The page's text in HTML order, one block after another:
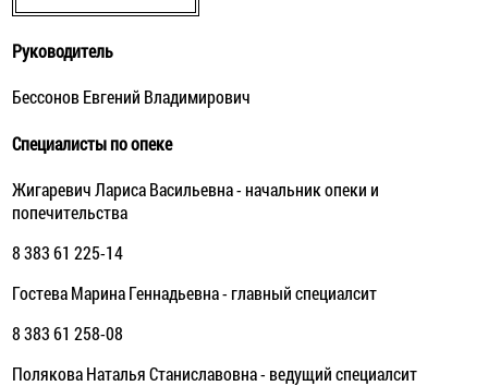
Руководитель
Бессонов Евгений Владимирович
Специалисты по опеке
Жигаревич Лариса Васильевна - начальник опеки и
попечительства
8 383 61 225-14
Гостева Марина Геннадьевна - главный специалсит
8 383 61 258-08
Полякова Наталья Станиславовна - ведущий специалсит